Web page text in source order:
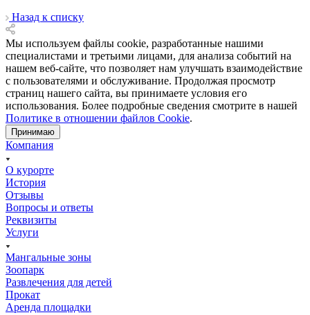
Назад к списку
Мы используем файлы cookie, разработанные нашими
специалистами и третьими лицами, для анализа событий на
нашем веб-сайте, что позволяет нам улучшать взаимодействие
с пользователями и обслуживание. Продолжая просмотр
страниц нашего сайта, вы принимаете условия его
использования. Более подробные сведения смотрите в нашей
Политике в отношении файлов Cookie.
Принимаю
Компания
О курорте
История
Отзывы
Вопросы и ответы
Реквизиты
Услуги
Мангальные зоны
Зоопарк
Развлечения для детей
Прокат
Аренда площадки